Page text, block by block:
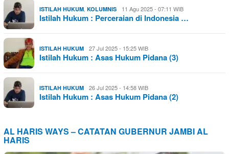
ISTILAH HUKUM, KOLUMNIS 11 Agu 2025 - 07:11 WIB
Istilah Hukum : Perceraian di Indonesia …
ISTILAH HUKUM 27 Jul 2025 - 15:25 WIB
Istilah Hukum : Asas Hukum Pidana (3)
ISTILAH HUKUM 26 Jul 2025 - 14:58 WIB
Istilah Hukum : Asas Hukum Pidana (2)
AL HARIS WAYS – CATATAN GUBERNUR JAMBI AL
HARIS